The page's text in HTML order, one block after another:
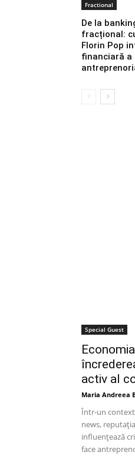
Fractional
De la
fracțional:
Florin Pop
financiară a
Special Guest
activ al
Maria Andreea
Într-un
news,
influențează
face